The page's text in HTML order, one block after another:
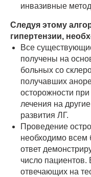
инвазивные
Следуя этому
гипертензии,
Все
получены на
больных со
получавших
осторожности
лечения на
развития ЛГ.
Проведение
необходимо всем
ответ
число
отвечающих на